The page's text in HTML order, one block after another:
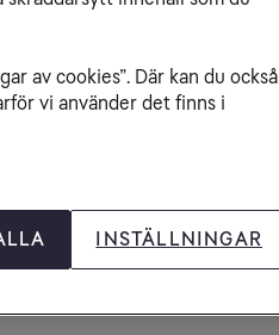
av cookies”. Där kan du också
vi använder det finns i
INSTÄLLNINGAR